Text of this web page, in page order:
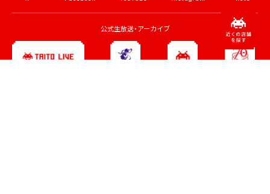
公式生放送・アーカイブ